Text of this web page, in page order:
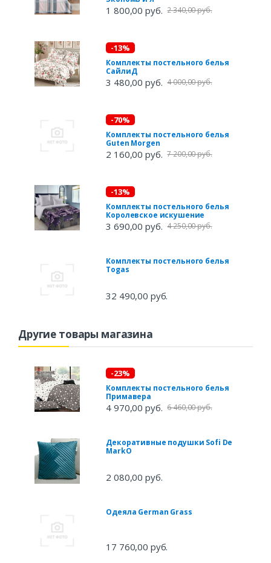
1 800,00 руб. 2 340,00 руб.
-13%
Комплекты постельного белья
СайлиД
3 480,00 руб. 4 000,00 руб.
-70%
Комплекты постельного белья
Guten Morgen
2 160,00 руб. 7 200,00 руб.
-13%
Комплекты постельного белья
Королевское искушение
3 690,00 руб. 4 250,00 руб.
Комплекты постельного белья
Togas
32 490,00 руб.
Другие товары магазина
-23%
Комплекты постельного белья
Примавера
4 970,00 руб. 6 460,00 руб.
Декоративные подушки Sofi De
MarkO
2 080,00 руб.
Одеяла German Grass
17 760,00 руб.